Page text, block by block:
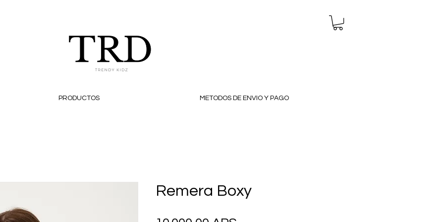
PRODUCTOS METODOS DE ENVIO Y PAGO
Remera Boxy